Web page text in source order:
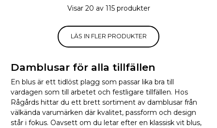
Visar 20 av 115 produkter
LÄS IN FLER PRODUKTER
Damblusar för alla tillfällen
En blus är ett tidlöst plagg som passar lika bra till
vardagen som till arbetet och festligare tillfällen. Hos
Rågårds hittar du ett brett sortiment av damblusar från
välkända varumärken där kvalitet, passform och design
står i fokus. Oavsett om du letar efter en klassisk vit blus,